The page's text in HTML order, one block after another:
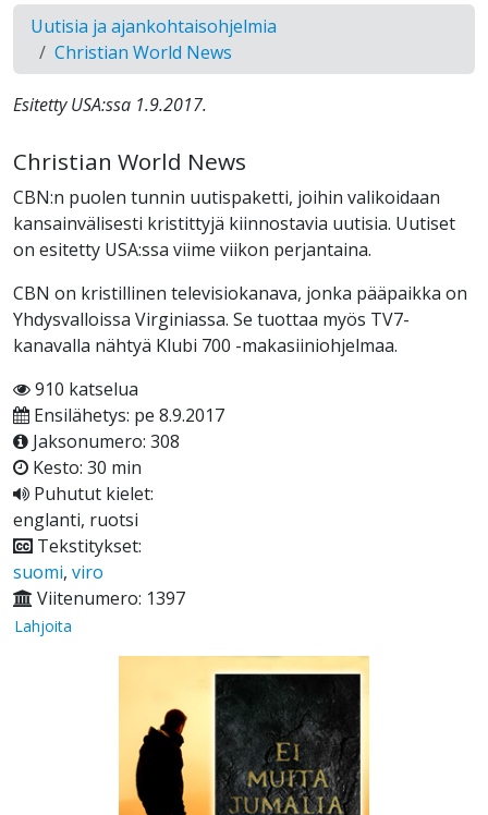
Uutisia ja ajankohtaisohjelmia
Christian World News
Esitetty USA:ssa 1.9.2017.
Christian World News
CBN:n puolen tunnin uutispaketti, joihin valikoidaan
kansainvälisesti kristittyjä kiinnostavia uutisia. Uutiset
on esitetty USA:ssa viime viikon perjantaina.
CBN on kristillinen televisiokanava, jonka pääpaikka on
Yhdysvalloissa Virginiassa. Se tuottaa myös TV7-
kanavalla nähtyä Klubi 700 -makasiiniohjelmaa.
910 katselua
Ensilähetys: pe 8.9.2017
Jaksonumero: 308
Kesto: 30 min
Puhutut kielet:
englanti, ruotsi
Tekstitykset:
suomi, viro
Viitenumero: 1397
Lahjoita